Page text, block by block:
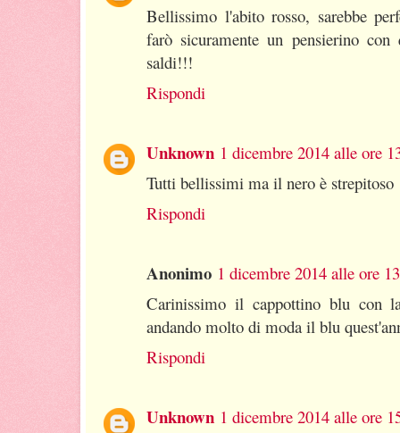
Bellissimo l'abito rosso, sarebbe
farò sicuramente un pensierino
saldi!!!
Rispondi
Unknown 1 dicembre 2014 alle ore
Tutti bellissimi ma il nero è strepitoso
Rispondi
Anonimo 1 dicembre 2014 alle ore
Carinissimo il cappottino blu con
andando molto di moda il blu
Rispondi
Unknown 1 dicembre 2014 alle ore